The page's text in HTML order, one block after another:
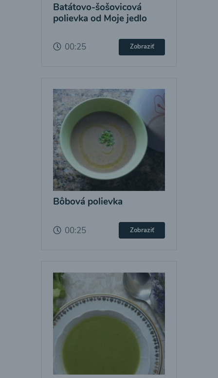
Batátovo-šošovicová
polievka od Moje jedlo
00:25 Zobraziť
Bôbová polievka
00:25 Zobraziť